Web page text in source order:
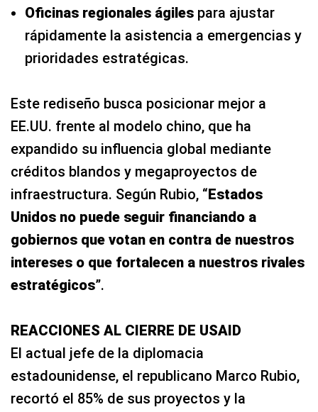
Oficinas regionales ágiles para ajustar
rápidamente la asistencia a emergencias y
prioridades estratégicas.
Este rediseño busca posicionar mejor a
EE.UU. frente al modelo chino, que ha
expandido su influencia global mediante
créditos blandos y megaproyectos de
infraestructura. Según Rubio, “ Estados
Unidos no puede seguir financiando a
gobiernos que votan en contra de nuestros
intereses o que fortalecen a nuestros rivales
estratégicos”.
REACCIONES AL CIERRE DE USAID
El actual jefe de la diplomacia
estadounidense, el republicano Marco Rubio,
recortó el 85% de sus proyectos y la